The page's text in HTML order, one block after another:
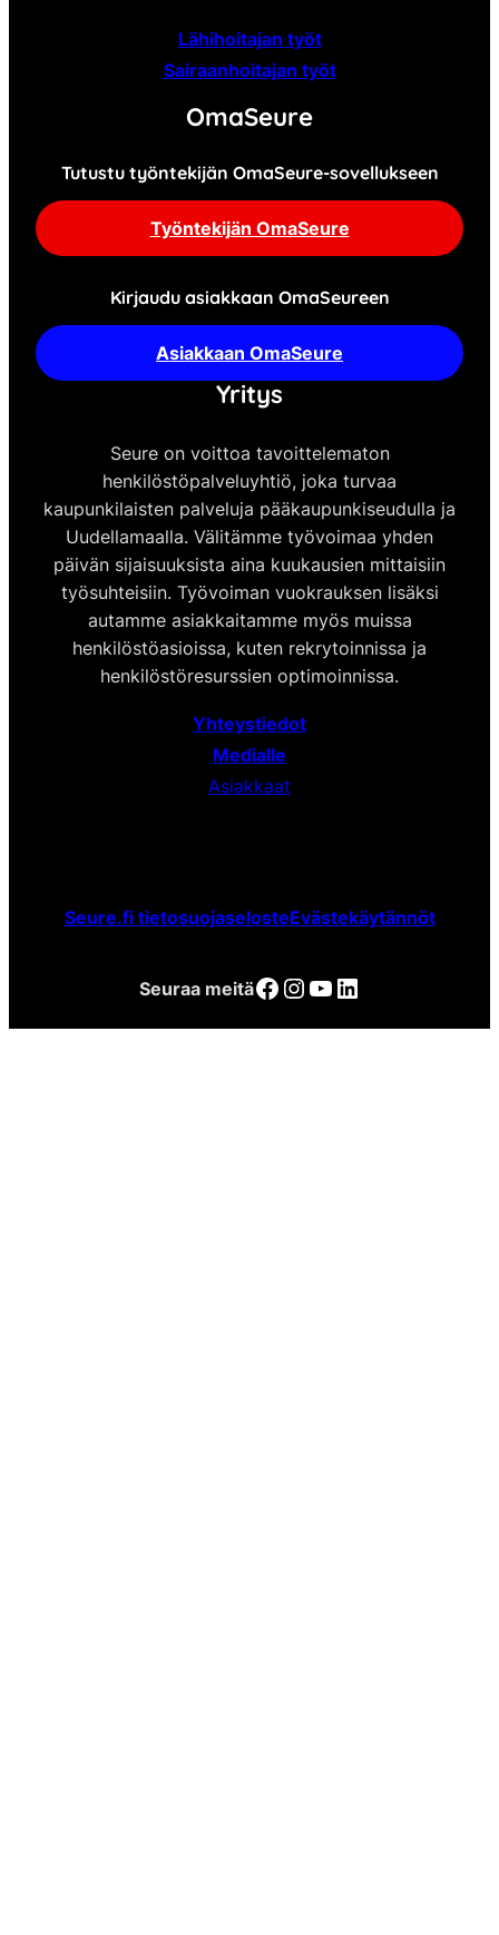
Lähihoitajan työt
Sairaanhoitajan työt
OmaSeure
Tutustu työntekijän OmaSeure-sovellukseen
Työntekijän OmaSeure
Kirjaudu asiakkaan OmaSeureen
Asiakkaan OmaSeure
Yritys
Seure on voittoa tavoittelematon
henkilöstöpalveluyhtiö, joka turvaa
kaupunkilaisten palveluja pääkaupunkiseudulla ja
Uudellamaalla. Välitämme työvoimaa yhden
päivän sijaisuuksista aina kuukausien mittaisiin
työsuhteisiin. Työvoiman vuokrauksen lisäksi
autamme asiakkaitamme myös muissa
henkilöstöasioissa, kuten rekrytoinnissa ja
henkilöstöresurssien optimoinnissa.
Yhteystiedot
Medialle
Asiakkaat
Seure.fi tietosuojaselosteEvästekäytännöt
Seuraa meitäFacebook Instagram YouTube LinkedIn